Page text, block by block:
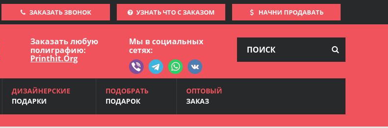
ЗАКАЗАТЬ ЗВОНОК УЗНАТЬ ЧТО С ЗАКАЗОМ НАЧНИ ПРОДАВАТЬ
Заказать любую
полиграфию:
Printhit.Org
Мы в социальных
сетях:
ДИЗАЙНЕРСКИЕ
ПОДАРКИ
ПОДОБРАТЬ
ПОДАРОК
ОПТОВЫЙ
ЗАКАЗ